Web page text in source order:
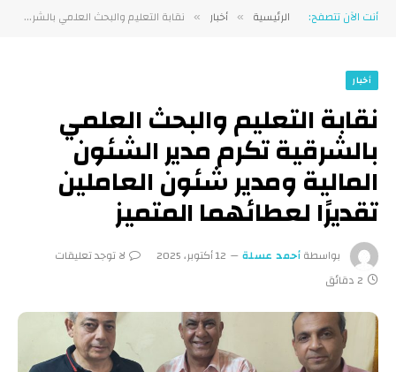
أنت الآن تتصفح: الرئيسية » أخبار » نقابة التعليم والبحث العلمي بالشرقية تكرم مدير الشئون المالية ومدير شئون العاملين تقديرًا لعطائهما المتميز
أخبار
نقابة التعليم والبحث العلمي
بالشرقية تكرم مدير الشئون
المالية ومدير شئون العاملين
تقديرًا لعطائهما المتميز
بواسطةأحمد عسلة 12 أكتوبر، 2025
لا توجد تعليقات
2 دقائق